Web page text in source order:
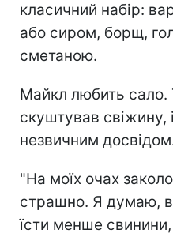
класичний набір:
або сиром, борщ,
сметаною.
Майкл любить сало.
скуштував свіжину,
незвичним
"На моїх очах
страшно. Я думаю,
їсти менше